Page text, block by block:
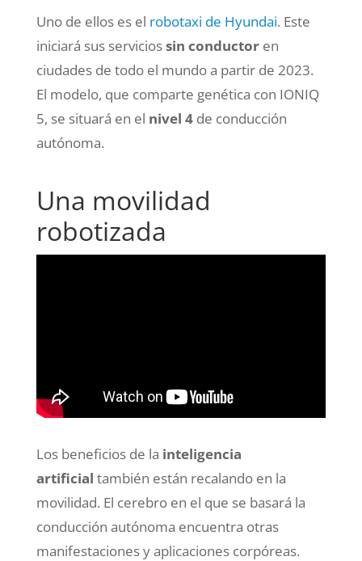
Uno de ellos es el robotaxi de Hyundai. Este
iniciará sus serviciossin conductoren
ciudades de todo el mundo a partir de 2023.
El modelo, que comparte genética con IONIQ
5, se situará en el nivel 4de conducción
autónoma.
Una movilidad
robotizada
Los beneficios de la inteligencia
artificial también están recalando en la
movilidad. El cerebro en el que se basará la
conducción autónoma encuentra otras
manifestaciones y aplicaciones corpóreas.